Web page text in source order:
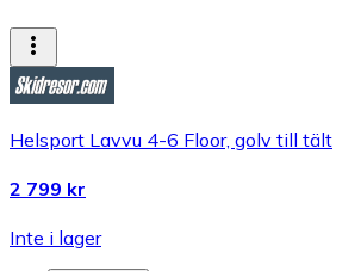
Helsport Lavvu 4-6 Floor, golv till tält
2 799 kr
Inte i lager